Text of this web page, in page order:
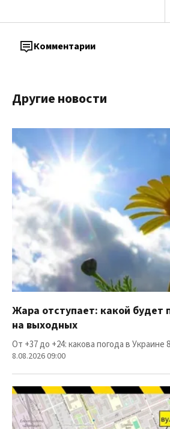
Комментарии
Другие новости
Жара отступает: какой будет
на выходных
От +37 до +24: какова погода в Украине
8.08.2026 09:00